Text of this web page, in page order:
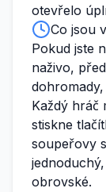
otevřelo
Co jsou
Pokud jste
naživo,
Každý hráč
stiskne
soupeřovy
obrovské.